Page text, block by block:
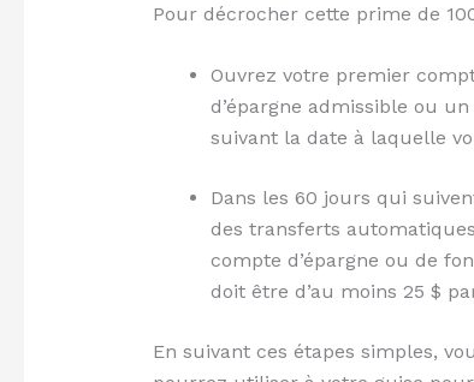
Pour décrocher cette prime de
Ouvrez votre premier
d’épargne admissible ou
suivant la date à laquelle
Dans les 60 jours qui
des transferts
compte d’épargne ou de
doit être d’au moins 25 $
En suivant ces étapes simples,